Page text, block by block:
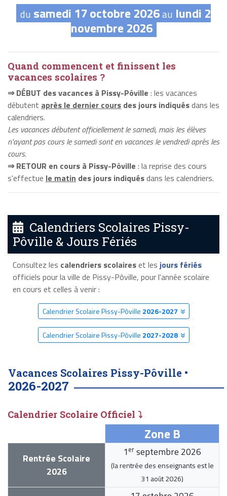
du samedi 17 octobre 2026au lundi 2
novembre 2026
Quand commencent et finissent les
vacances scolaires ?
⇒ DÉBUT des vacances à Pissy-Pôville : les vacances
débutent après le dernier cours des jours indiquésdans les
calendriers.
Les vacances débutent officiellement le samedi, mais les élèves
n'ayant pas cours le samedi sont en vacances le vendredi après les
cours.
⇒ RETOUR en cours à Pissy-Pôville : la reprise des cours
s'effectue le matin des jours indiquésdans les calendriers.
Calendriers Scolaires Pissy-
Pôville & Jours Fériés
Consultez les calendriers scolaireset les jours fériés
officiels pour la ville de Pissy-Pôville, pour l'année scolaire
en cours et celles à venir :
Calendrier Scolaire Pissy-Pôville 2026-2027
Calendrier Scolaire Pissy-Pôville 2027-2028
Vacances Scolaires Pissy-Pôville •
2026-2027
Calendrier Scolaire Officiel ⤵
Zone B
Rentrée Scolaire
2026
1 er septembre 2026
(la rentrée des enseignants est le
31 août 2026)